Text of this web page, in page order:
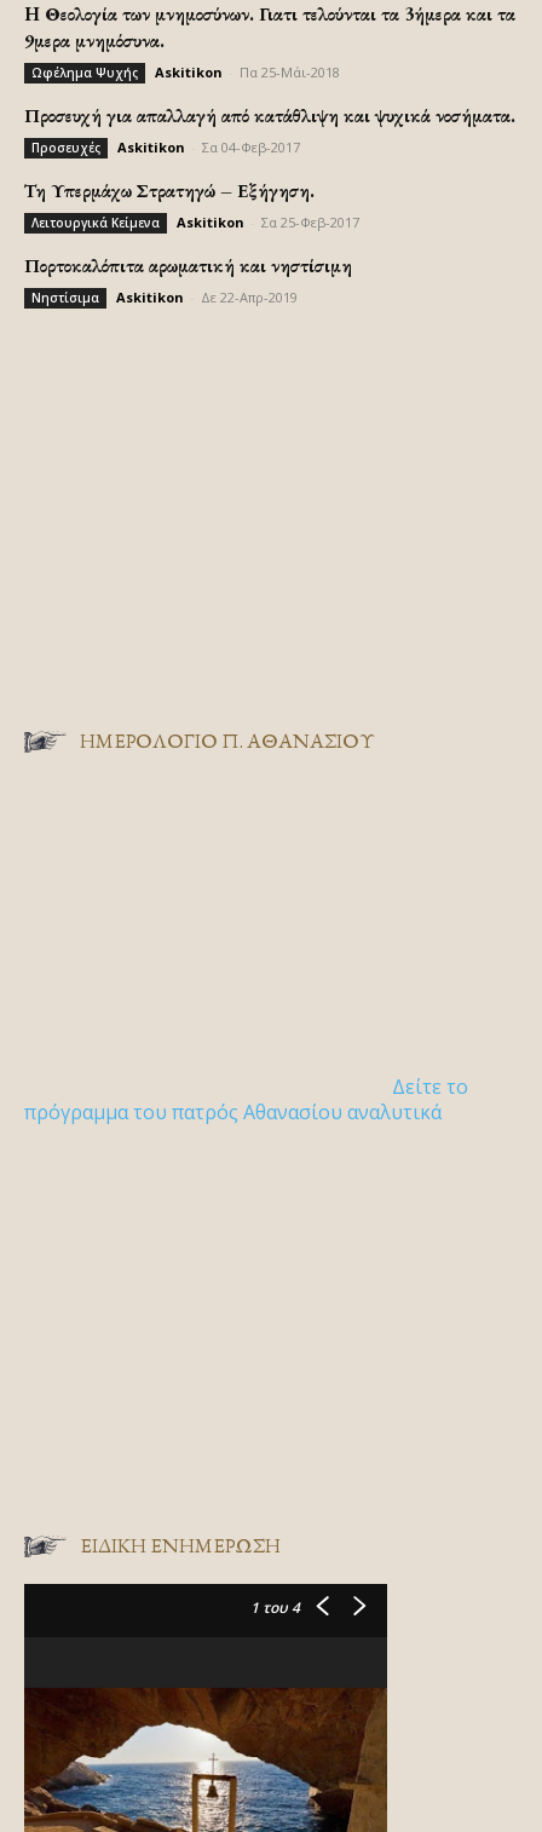
H Θεολογία των μνημοσύνων. Γιατι τελούνται τα 3ήμερα και τα
9μερα μνημόσυνα.
Ωφέλημα Ψυχής Askitikon Πα 25-Μάι-2018
Προσευχή για απαλλαγή από κατάθλιψη και ψυχικά νοσήματα.
Προσευχές Askitikon Σα 04-Φεβ-2017
Τη Υπερμάχω Στρατηγώ – Εξήγηση.
Λειτουργικά Κείμενα Askitikon Σα 25-Φεβ-2017
Πορτοκαλόπιτα αρωματική και νηστίσιμη
Νηστίσιμα Askitikon Δε 22-Απρ-2019
ΗΜΕΡΟΛΟΓΙΟ Π. ΑΘΑΝΑΣΙΟΥ
Δείτε το
πρόγραμμα του πατρός Αθανασίου αναλυτικά
ΕΙΔΙΚΉ ΕΝΗΜΈΡΩΣΗ
1 του 4